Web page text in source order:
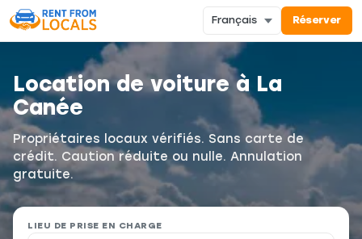
Réserver
Location de voiture à La
Canée
Propriétaires locaux vérifiés. Sans carte de
crédit. Caution réduite ou nulle. Annulation
gratuite.
LIEU DE PRISE EN CHARGE